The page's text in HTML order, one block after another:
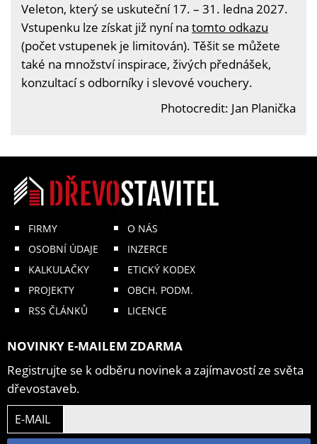
Veleton, který se uskuteční 17. – 31. ledna 2027.
Vstupenku lze získat již nyní na tomto odkazu
(počet vstupenek je limitován). Těšit se můžete
také na množství inspirace, živých přednášek,
konzultací s odborníky i slevové vouchery.
Photocredit: Jan Planička
FIRMY
OSOBNÍ ÚDAJE
KALKULAČKY
PROJEKTY
RSS ČLÁNKŮ
O NÁS
INZERCE
ETICKÝ KODEX
OBCH. PODM.
LICENCE
NOVINKY E-MAILEM ZDARMA
Registrujte se k odběru novinek a zajímavostí ze světa
dřevostaveb.
E-MAIL